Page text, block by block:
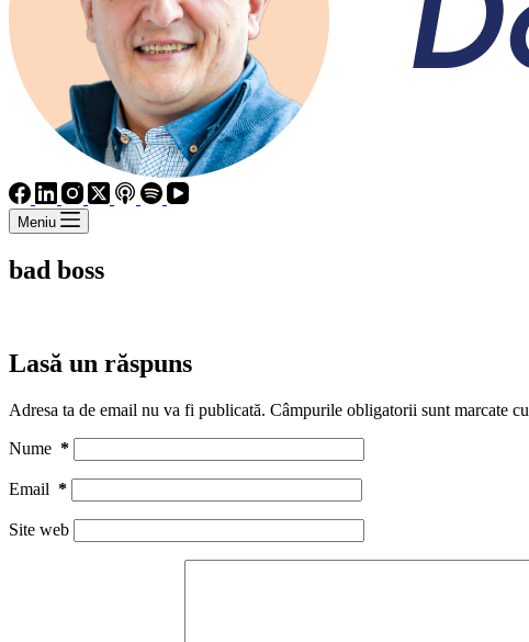
Meniu
bad boss
Lasă un răspuns
Adresa ta de email nu va fi publicată. Câmpurile obligatorii sunt marcate cu
Nume *
Email *
Site web